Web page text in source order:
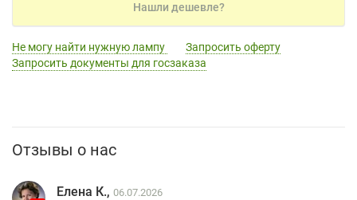
Нашли дешевле?
Не могу найти нужную лампу
Запросить оферту
Запросить документы для госзаказа
Отзывы о нас
Елена К., 06.07.2026